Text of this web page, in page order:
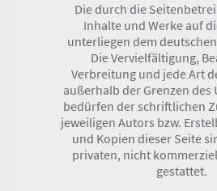
Die durch die
Inhalte und Werke auf
unterliegen dem
Die Vervielfältigung,
Verbreitung und jede Art
außerhalb der Grenzen des
bedürfen der schriftlichen
jeweiligen Autors bzw.
und Kopien dieser Seite
privaten, nicht
gestattet.